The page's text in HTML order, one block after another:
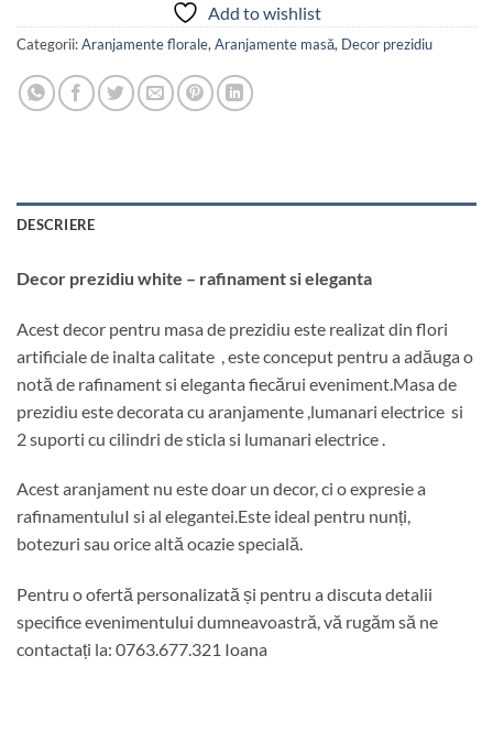
Add to wishlist
Categorii:Aranjamente florale, Aranjamente masă, Decor prezidiu
DESCRIERE
Decor prezidiu white – rafinament si eleganta
Acest decor pentru masa de prezidiu este realizat din flori
artificiale de inalta calitate , este conceput pentru a adăuga o
notă de rafinament si eleganta fiecărui eveniment.Masa de
prezidiu este decorata cu aranjamente ,lumanari electrice si
2 suporti cu cilindri de sticla si lumanari electrice .
Acest aranjament nu este doar un decor, ci o expresie a
rafinamentuluI si al elegantei.Este ideal pentru nunți,
botezuri sau orice altă ocazie specială.
Pentru o ofertă personalizată și pentru a discuta detalii
specifice evenimentului dumneavoastră, vă rugăm să ne
contactați la: 0763.677.321 Ioana